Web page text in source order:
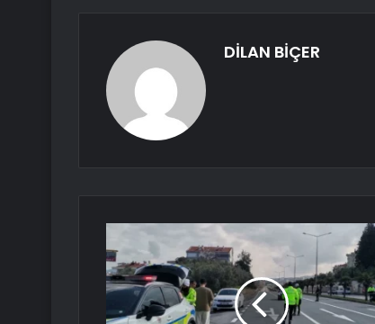
DİLAN BİÇER